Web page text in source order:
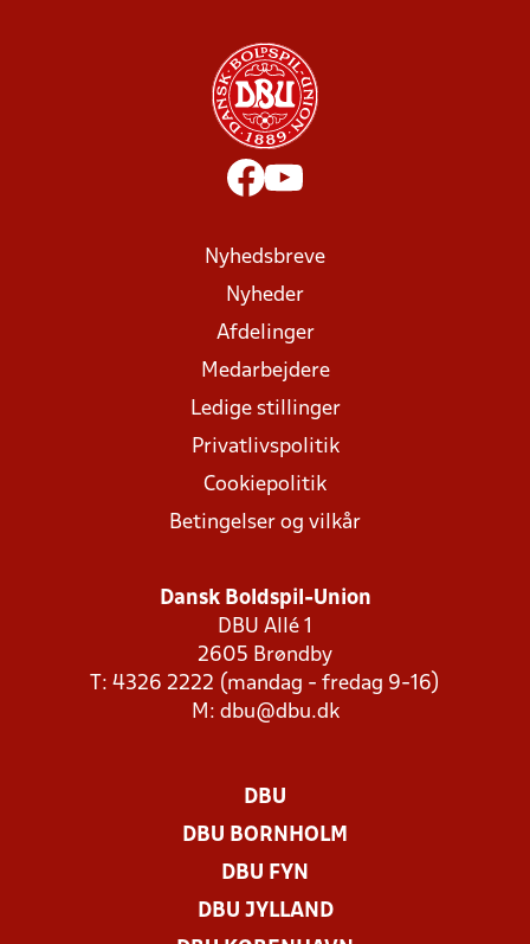
Nyhedsbreve
Nyheder
Afdelinger
Medarbejdere
Ledige stillinger
Privatlivspolitik
Cookiepolitik
Betingelser og vilkår
Dansk Boldspil-Union
DBU Allé 1
2605 Brøndby
T: 4326 2222 (mandag - fredag 9-16)
M: dbu@dbu.dk
DBU
DBU BORNHOLM
DBU FYN
DBU JYLLAND